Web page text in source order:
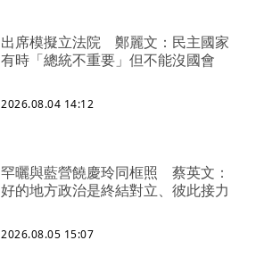
出席模擬立法院 鄭麗文：民主國家
有時「總統不重要」但不能沒國會
2026.08.04 14:12
罕曬與藍營饒慶玲同框照 蔡英文：
好的地方政治是終結對立、彼此接力
2026.08.05 15:07